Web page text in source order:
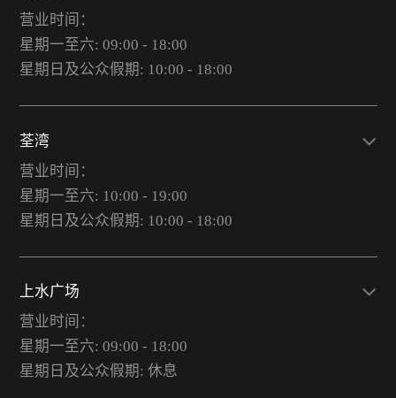
营业时间：
星期一至六: 09:00 - 18:00
星期日及公众假期: 10:00 - 18:00
荃湾
营业时间：
星期一至六: 10:00 - 19:00
星期日及公众假期: 10:00 - 18:00
上水广场
营业时间：
星期一至六: 09:00 - 18:00
星期日及公众假期: 休息